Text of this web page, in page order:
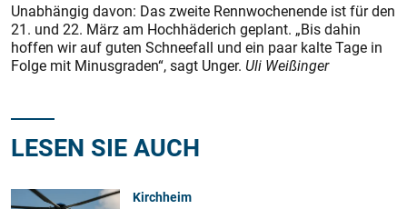
Unabhängig davon: Das zweite Rennwochenende ist für den
21. und 22. März am Hochhäderich geplant. „Bis dahin
hoffen wir auf guten Schneefall und ein paar kalte Tage in
Folge mit Minusgraden“, sagt Unger. Uli Weißinger
LESEN SIE AUCH
Kirchheim